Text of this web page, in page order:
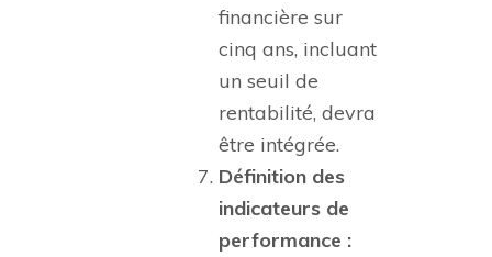
financière sur
cinq ans, incluant
un seuil de
rentabilité, devra
être intégrée.
Définition des
indicateurs de
performance :